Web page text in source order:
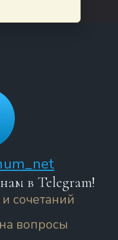
в Telegram!
сочетаний
вопросы